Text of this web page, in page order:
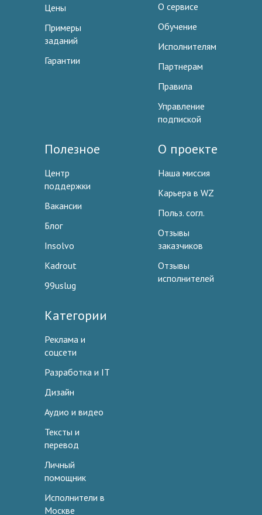
Цены
Примеры
заданий
Гарантии
О сервисе
Обучение
Исполнителям
Партнерам
Правила
Управление
подпиской
Полезное
Центр
поддержки
Вакансии
Блог
Insolvo
Kadrout
99uslug
О проекте
Наша миссия
Карьера в WZ
Польз. согл.
Отзывы
заказчиков
Отзывы
исполнителей
Категории
Реклама и
соцсети
Разработка и IT
Дизайн
Аудио и видео
Тексты и
перевод
Личный
помощник
Исполнители в
Москве